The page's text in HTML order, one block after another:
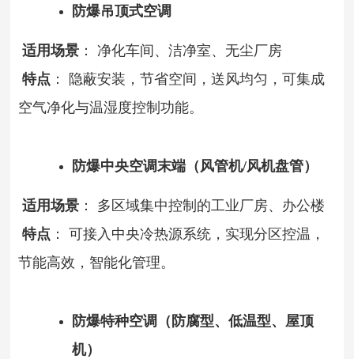
防爆吊顶式空调
适用场景 ： 净化车间、洁净室、无尘厂房
特点 ： 隐蔽安装，节省空间，送风均匀，可集成
空气净化与温湿度控制功能。
防爆中央空调末端（风管机/风机盘管）
适用场景 ： 多区域集中控制的工业厂房、办公楼
特点 ： 可接入中央冷热源系统，实现分区控温，
节能高效，智能化管理。
防爆特种空调（防腐型、低温型、屋顶
机）